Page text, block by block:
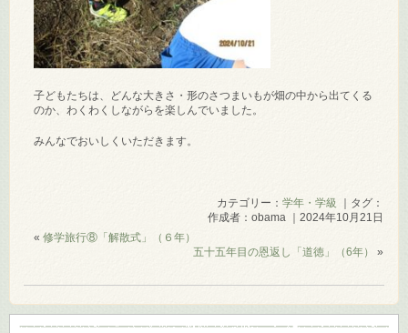
子どもたちは、どんな大きさ・形のさつまいもが畑の中から出てくる
のか、わくわくしながらを楽しんでいました。
みんなでおいしくいただきます。
カテゴリー： 学年・学級
｜タグ：
作成者：obama ｜2024年10月21日
«修学旅行⑧「解散式」（６年）
五十五年目の恩返し「道徳」（6年）
»